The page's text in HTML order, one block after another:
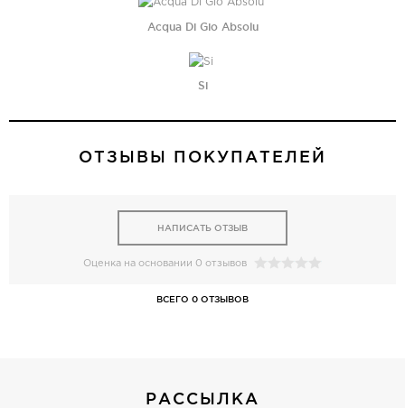
Acqua Di Gio Absolu
Si
ОТЗЫВЫ ПОКУПАТЕЛЕЙ
НАПИСАТЬ ОТЗЫВ
Оценка на основании 0 отзывов
ВСЕГО 0 ОТЗЫВОВ
РАССЫЛКА